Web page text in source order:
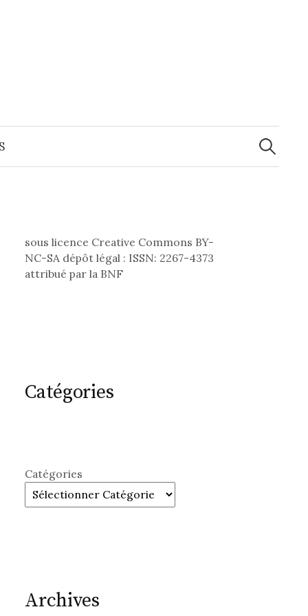
sous licence Creative Commons BY-
NC-SA dépôt légal : ISSN: 2267-4373
attribué par la BNF
Catégories
Catégories
Archives